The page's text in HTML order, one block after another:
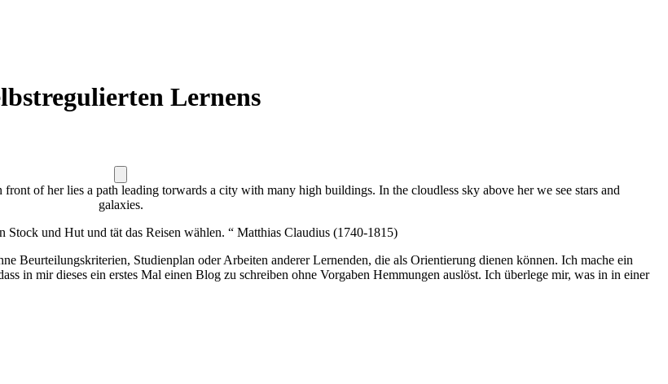
Lernens
of her lies a path leading torwards a city with many high buildings. In the cloudless sky above her we see stars and
galaxies.
Stock und Hut und tät das Reisen wählen. “ Matthias Claudius (1740-1815)
Beurteilungskriterien, Studienplan oder Arbeiten anderer Lernenden, die als Orientierung dienen können. Ich mache ein
in mir dieses ein erstes Mal einen Blog zu schreiben ohne Vorgaben Hemmungen auslöst. Ich überlege mir, was in in einer